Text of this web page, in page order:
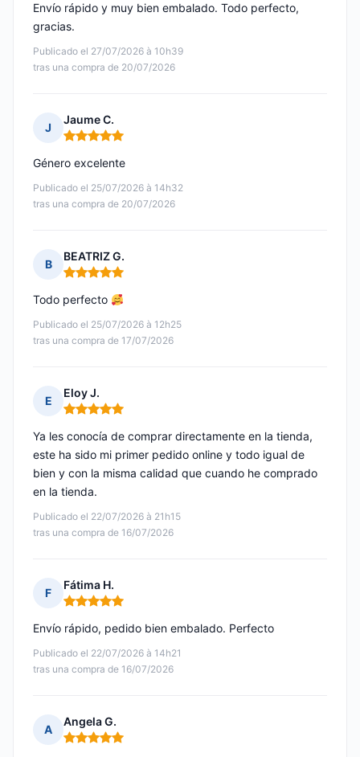
Publicado el 27/07/2026 à 10h39
tras una compra de 20/07/2026
Envío rápido y muy bien embalado. Todo perfecto,
gracias.
J
Jaume C.
Nota: 5 de 5
Publicado el 25/07/2026 à 14h32
tras una compra de 20/07/2026
Género excelente
B
BEATRIZ G.
Nota: 5 de 5
Publicado el 25/07/2026 à 12h25
tras una compra de 17/07/2026
Todo perfecto
E
Eloy J.
Nota: 5 de 5
Publicado el 22/07/2026 à 21h15
tras una compra de 16/07/2026
Ya les conocía de comprar directamente en la tienda,
este ha sido mi primer pedido online y todo igual de
bien y con la misma calidad que cuando he comprado
en la tienda.
F
Fátima H.
Nota: 5 de 5
Publicado el 22/07/2026 à 14h21
tras una compra de 16/07/2026
Envío rápido, pedido bien embalado. Perfecto
A
Angela G.
Nota: 5 de 5